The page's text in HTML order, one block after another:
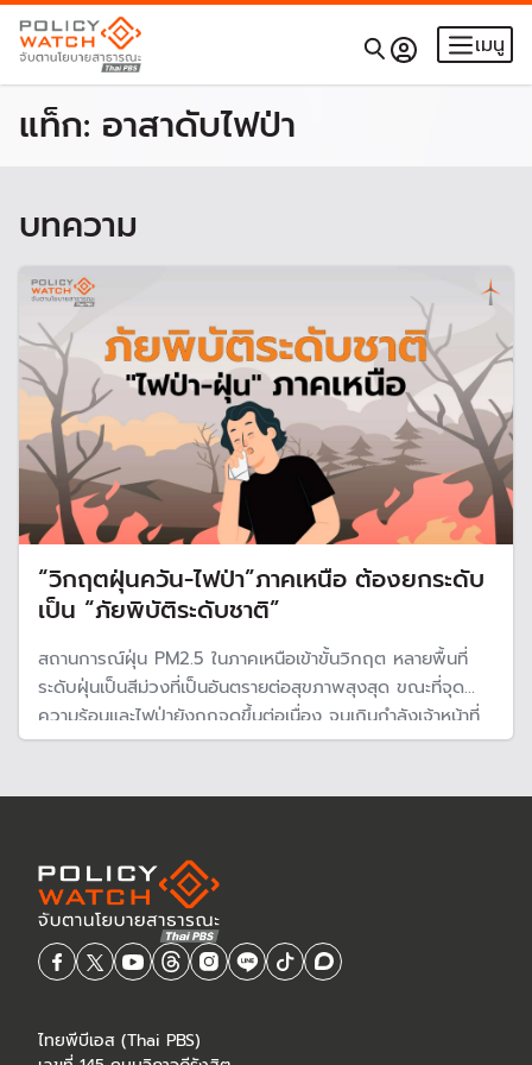
เมนู
แท็ก: อาสาดับไฟป่า
บทความ
“วิกฤตฝุ่นควัน-ไฟป่า”ภาคเหนือ ต้องยกระดับ
เป็น “ภัยพิบัติระดับชาติ”
สถานการณ์ฝุ่น PM2.5 ในภาคเหนือเข้าขั้นวิกฤต หลายพื้นที่
ระดับฝุ่นเป็นสีม่วงที่เป็นอันตรายต่อสุขภาพสุงสุด ขณะที่จุด
ความร้อนและไฟป่ายังถูกจุดขึ้นต่อเนื่อง จนเกินกำลังเจ้าหน้าที่
ในพื้นที่ “นักวิชาการ -แพทย์ “มหาวิทยาลัยเชียงใหม่ ระบุกลุ่ม
ไทยพีบีเอส (Thai PBS)